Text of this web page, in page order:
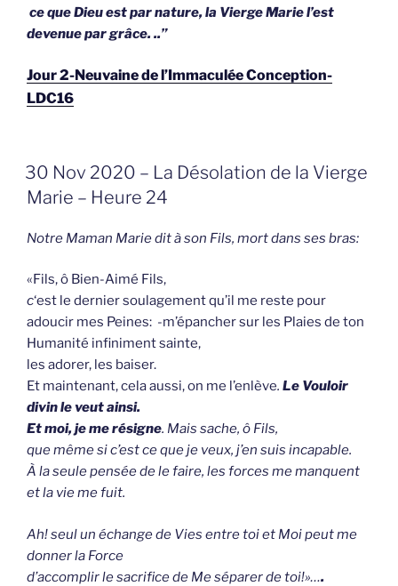
ce que Dieu est par nature, la Vierge Marie l’est
devenue par grâce. ..”
Jour 2-Neuvaine de l’Immaculée Conception-
LDC16
GEPLAATST
OP
30 Nov 2020 – La Désolation de la Vierge
Marie – Heure 24
Notre Maman Marie dit à son Fils, mort dans ses bras:
«Fils, ô Bien-Aimé Fils,
c‘est le dernier soulagement qu’il me reste pour
adoucir mes Peines: -m’épancher sur les Plaies de ton
Humanité infiniment sainte,
les adorer, les baiser.
Et maintenant, cela aussi, on me l’enlève. Le Vouloir
divin le veut ainsi.
Et moi, je me résigne. Mais sache, ô Fils,
que même si c’est ce que je veux, j’en suis incapable.
À la seule pensée de le faire, les forces me manquent
et la vie me fuit.
Ah! seul un échange de Vies entre toi et Moi peut me
donner la Force
d’accomplir le sacrifice de Me séparer de toi!»….